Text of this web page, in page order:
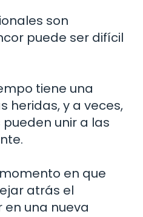
son
puede ser difícil
tiene una
heridas, y a veces,
unir a las
en que
atrás el
una nueva